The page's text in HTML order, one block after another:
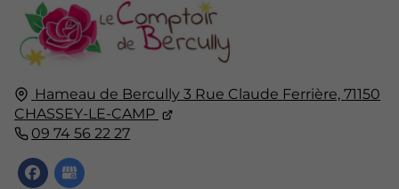
Hameau de Bercully3 Rue Claude Ferrière,71150
CHASSEY-LE-CAMP
09 74 56 22 27